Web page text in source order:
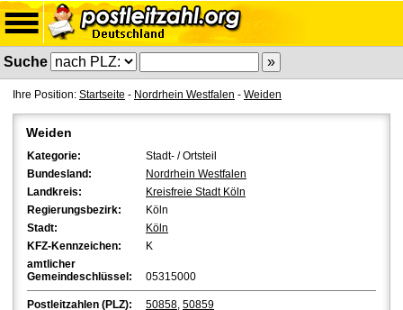
Suche
Ihre Position: Startseite - Nordrhein Westfalen - Weiden
Weiden
Kategorie:
Stadt- / Ortsteil
Bundesland:
Nordrhein Westfalen
Landkreis:
Kreisfreie Stadt Köln
Regierungsbezirk:
Köln
Stadt:
Köln
KFZ-Kennzeichen:
K
amtlicher
Gemeindeschlüssel:
05315000
Postleitzahlen (PLZ): 50858, 50859